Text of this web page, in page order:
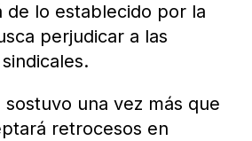
de lo establecido por la
perjudicar a las
sostuvo una vez más que
retrocesos en